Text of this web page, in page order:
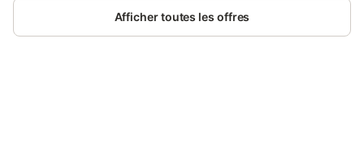
Afficher toutes les offres